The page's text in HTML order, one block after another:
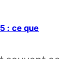
: ce que